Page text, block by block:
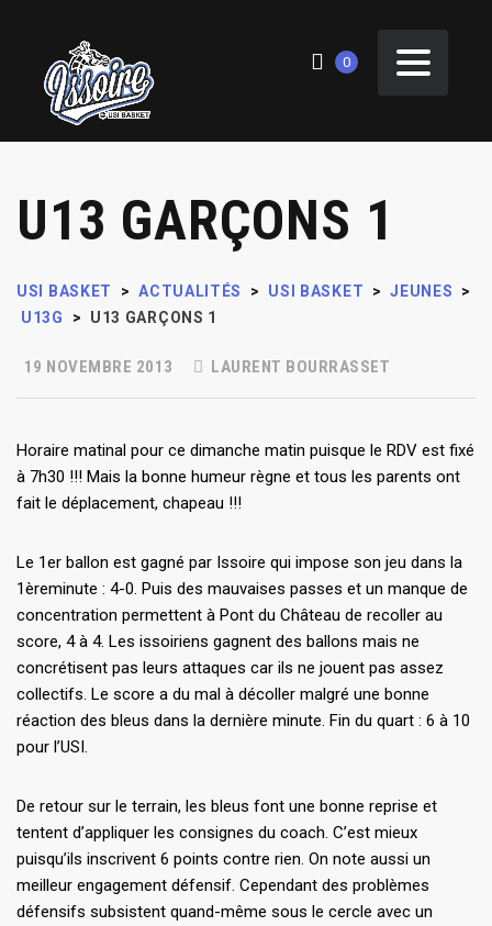
0
U13 GARÇONS 1
USI BASKET > ACTUALITÉS > USI BASKET > JEUNES
>
U13G
> U13 GARÇONS 1
19 NOVEMBRE 2013 LAURENT BOURRASSET
Horaire matinal pour ce dimanche matin puisque le RDV est fixé
à 7h30 !!! Mais la bonne humeur règne et tous les parents ont
fait le déplacement, chapeau !!!
Le 1er ballon est gagné par Issoire qui impose son jeu dans la
1èreminute : 4-0. Puis des mauvaises passes et un manque de
concentration permettent à Pont du Château de recoller au
score, 4 à 4. Les issoiriens gagnent des ballons mais ne
concrétisent pas leurs attaques car ils ne jouent pas assez
collectifs. Le score a du mal à décoller malgré une bonne
réaction des bleus dans la dernière minute. Fin du quart : 6 à 10
pour l’USI.
De retour sur le terrain, les bleus font une bonne reprise et
tentent d’appliquer les consignes du coach. C’est mieux
puisqu’ils inscrivent 6 points contre rien. On note aussi un
meilleur engagement défensif. Cependant des problèmes
défensifs subsistent quand-même sous le cercle avec un